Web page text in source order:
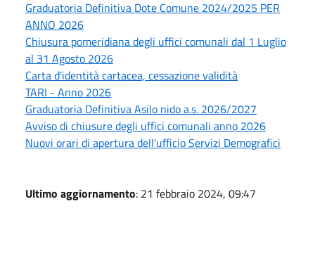
Graduatoria Definitiva Dote Comune 2024/2025 PER
ANNO 2026
Chiusura pomeridiana degli uffici comunali dal 1 Luglio
al 31 Agosto 2026
Carta d'identità cartacea, cessazione validità
TARI - Anno 2026
Graduatoria Definitiva Asilo nido a.s. 2026/2027
Avviso di chiusure degli uffici comunali anno 2026
Nuovi orari di apertura dell'ufficio Servizi Demografici
Ultimo aggiornamento: 21 febbraio 2024, 09:47